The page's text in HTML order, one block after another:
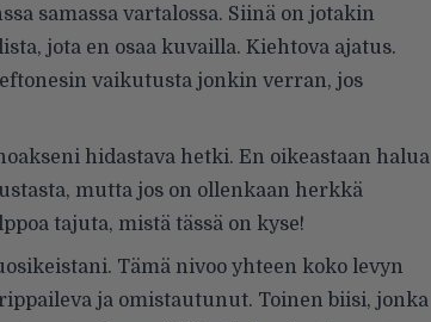
samassa vartalossa. Siinä on jotakin
jota en osaa kuvailla. Kiehtova ajatus.
vaikutusta jonkin verran, jos
hidastava hetki. En oikeastaan halua
mutta jos on ollenkaan herkkä
tajuta, mistä tässä on kyse!
Tämä nivoo yhteen koko levyn
ja omistautunut. Toinen biisi, jonka